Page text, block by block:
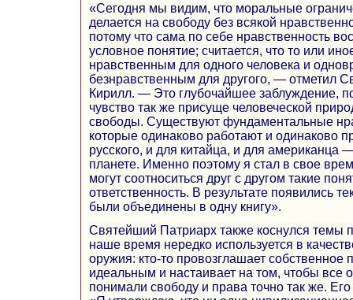
«Сегодня мы видим, что моральные
делается на свободу без всякой
потому что сама по себе нравственность
условное понятие; считается, что то или
нравственным для одного человека и
безнравственным для другого, — отметил
Кирилл. — Это глубочайшее заблуждение,
чувство так же присуще человеческой
свободы. Существуют фундаментальные
которые одинаково работают и одинаково
русского, и для китайца, и для американца
планете. Именно поэтому я стал в свое
могут соотноситься друг с другом такие
ответственность. В результате появились
были объединены в одну книгу».
Святейший Патриарх также коснулся темы
наше время нередко используется в
оружия: кто-то провозглашает собственное
идеальным и настаивает на том, чтобы все
понимали свободу и права точно так же.